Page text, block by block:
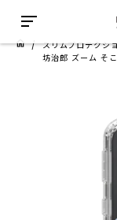
/スリムプロテク
坊治郎 ズーム そ